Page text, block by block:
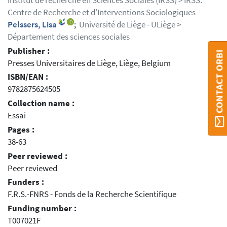
Centre de Recherche et d'Interventions Sociologiques
Pelssers, Lisa
; Université de Liège - ULiège >
Département des sciences sociales
Publisher :
Presses Universitaires de Liège, Liège, Belgium
ISBN/EAN :
9782875624505
Collection name :
Essai
Pages :
38-63
Peer reviewed :
Peer reviewed
Funders :
F.R.S.-FNRS - Fonds de la Recherche Scientifique
Funding number :
T007021F
CONTACT ORBI